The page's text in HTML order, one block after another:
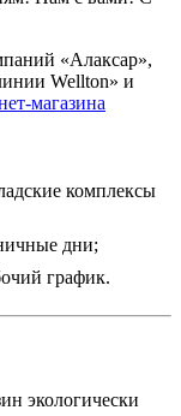
«Алаксар»,
Wellton» и
магазина
комплексы
дни;
график.
экологически